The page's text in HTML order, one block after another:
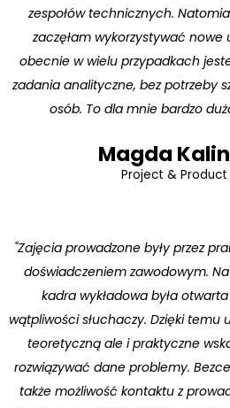
zespołów technicznych.
zaczęłam wykorzystywać
obecnie w wielu przypadkach
zadania analityczne, bez potrzeby
osób. To dla mnie bardzo
Magda
Project & Product
"Zajęcia prowadzone były przez
doświadczeniem zawodowym.
kadra wykładowa była
wątpliwości słuchaczy. Dzięki temu
teoretyczną ale i praktyczne
rozwiązywać dane problemy.
także możliwość kontaktu z